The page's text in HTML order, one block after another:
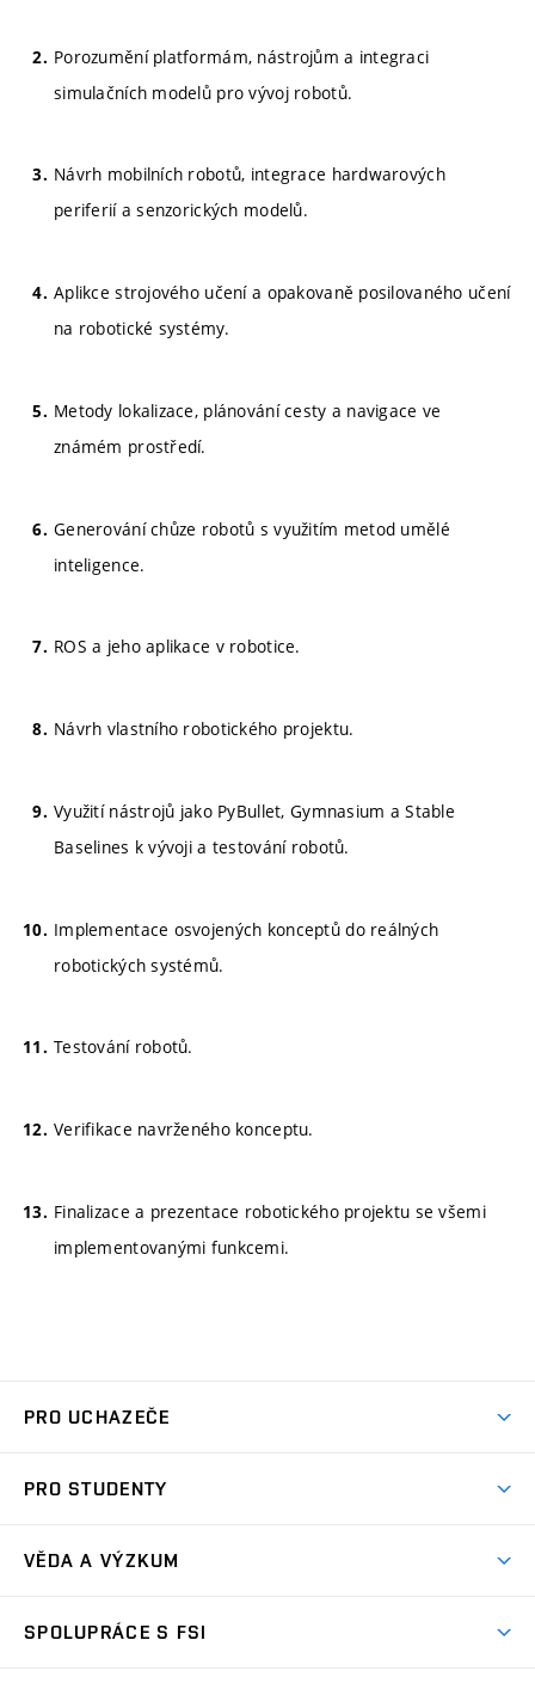
Porozumění platformám, nástrojům a integraci
simulačních modelů pro vývoj robotů.
Návrh mobilních robotů, integrace hardwarových
periferií a senzorických modelů.
Aplikce strojového učení a opakovaně posilovaného učení
na robotické systémy.
Metody lokalizace, plánování cesty a navigace ve
známém prostředí.
Generování chůze robotů s využitím metod umělé
inteligence.
ROS a jeho aplikace v robotice.
Návrh vlastního robotického projektu.
Využití nástrojů jako PyBullet, Gymnasium a Stable
Baselines k vývoji a testování robotů.
Implementace osvojených konceptů do reálných
robotických systémů.
Testování robotů.
Verifikace navrženého konceptu.
Finalizace a prezentace robotického projektu se všemi
implementovanými funkcemi.
PRO UCHAZEČE
Ambasadoři studia
Zápisy
PRO STUDENTY
Studijní předpisy
VĚDA A VÝZKUM
SPOLUPRÁCE S FSI